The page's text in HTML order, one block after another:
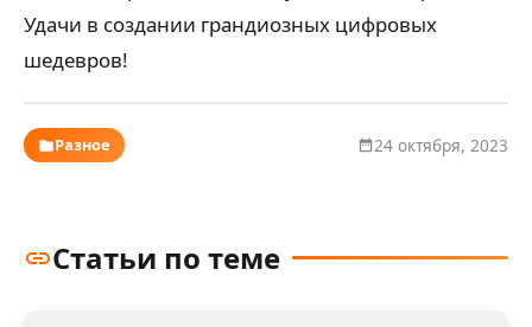
Удачи в создании грандиозных цифровых
шедевров!
Разное 24 октября, 2023
Статьи по теме